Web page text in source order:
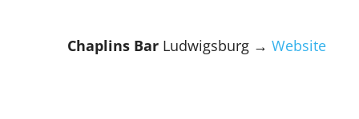
Chaplins Bar Ludwigsburg → Website